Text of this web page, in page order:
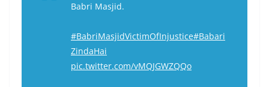
Babri Masjid.
#BabriMasjidVictimOfInjustice#Babari
ZindaHai
pic.twitter.com/vMQJGWZQQo